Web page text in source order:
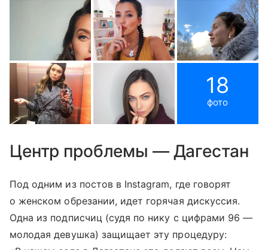
18
фото
Центр проблемы — Дагестан
Под одним из постов в Instagram, где говорят
о женском обрезании, идет горячая дискуссия.
Одна из подписчиц (судя по нику с цифрами 96 —
молодая девушка) защищает эту процедуру: